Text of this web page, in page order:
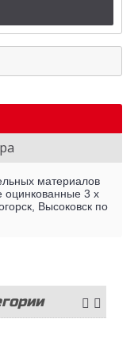
материалов
оцинкованные 3 х
Высоковск по